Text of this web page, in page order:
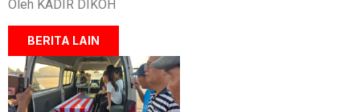
Oleh KADIR DIKOH
BERITA LAIN